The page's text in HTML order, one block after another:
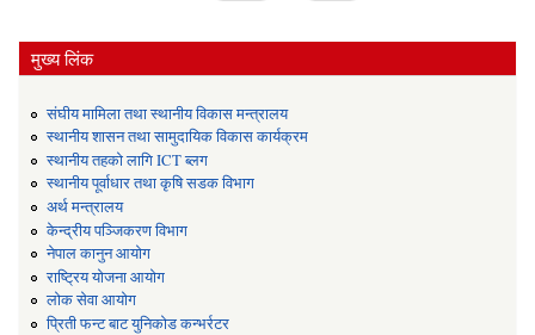
मुख्य लिंक
संघीय मामिला तथा स्थानीय विकास मन्त्रालय
स्थानीय शासन तथा सामुदायिक विकास कार्यक्रम
स्थानीय तहको लागि ICT ब्लग
स्थानीय पूर्वाधार तथा कृषि सडक विभाग
अर्थ मन्त्रालय
केन्द्रीय पञ्जिकरण विभाग
नेपाल कानुन आयोग
राष्ट्रिय योजना आयोग
लोक सेवा आयोग
प्रिती फन्ट बाट युनिकोड कन्भर्रटर